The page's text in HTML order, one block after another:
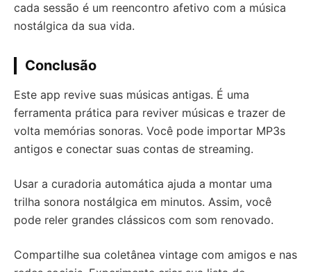
cada sessão é um reencontro afetivo com a música
nostálgica da sua vida.
Conclusão
Este app revive suas músicas antigas. É uma
ferramenta prática para reviver músicas e trazer de
volta memórias sonoras. Você pode importar MP3s
antigos e conectar suas contas de streaming.
Usar a curadoria automática ajuda a montar uma
trilha sonora nostálgica em minutos. Assim, você
pode reler grandes clássicos com som renovado.
Compartilhe sua coletânea vintage com amigos e nas